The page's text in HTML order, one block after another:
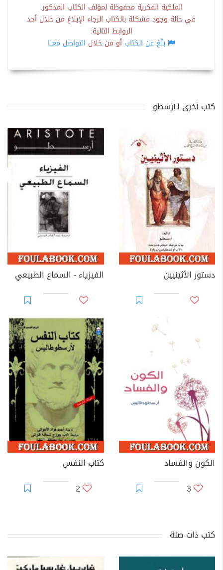
الملكية الفكرية محفوظة لمؤلف الكتاب المذكور.
في حالة وجود مشكلة بالكتاب الرجاء الإبلاغ من خلال أحد
الروابط التالية:
بلّغ عن الكتاب أو من خلال التواصل معنا
كتب أخرى لـأرسطو
دستور الأثينيين الفيزياء - السماع الطبيعي
الكون والفساد
3
كتاب النفس
2
كتب ذات صلة